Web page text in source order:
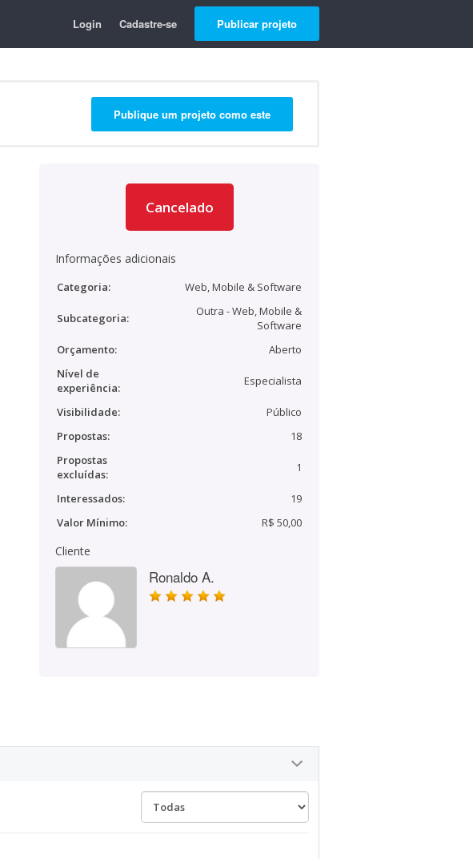
Login Cadastre-se Publicar projeto
Publique um projeto como este
Cancelado
Informações adicionais
Categoria: Web, Mobile & Software
Subcategoria:
Outra - Web, Mobile &
Software
Orçamento:
Aberto
Nível de
experiência:
Especialista
Visibilidade:
Público
Propostas:
18
Propostas
excluídas:
1
Interessados:
19
Valor Mínimo:
R$ 50,00
Cliente
Ronaldo A.